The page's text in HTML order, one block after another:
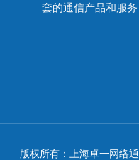
套的通信产品和服
版权所有：上海卓一网络